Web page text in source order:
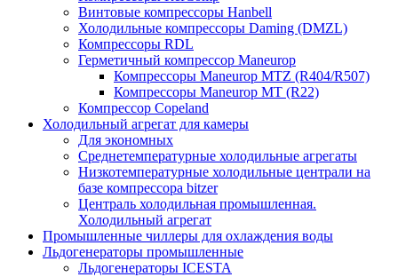
Винтовые компрессоры Hanbell
Холодильные компрессоры Daming (DMZL)
Компрессоры RDL
Герметичный компрессор Maneurop
Компрессоры Maneurop MTZ (R404/R507)
Компрессоры Maneurop MT (R22)
Компрессор Copeland
Холодильный агрегат для камеры
Для экономных
Среднетемпературные холодильные агрегаты
Низкотемпературные холодильные централи на
базе компрессора bitzer
Централь холодильная промышленная.
Холодильный агрегат
Промышленные чиллеры для охлаждения воды
Льдогенераторы промышленные
Льдогенераторы ICESTA